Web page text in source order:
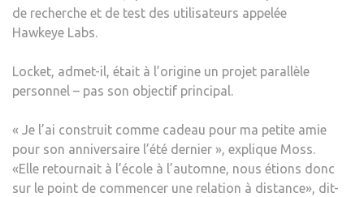
de recherche et de test des utilisateurs appelée
Hawkeye Labs.
Locket, admet-il, était à l’origine un projet parallèle
personnel – pas son objectif principal.
« Je l’ai construit comme cadeau pour ma petite amie
pour son anniversaire l’été dernier », explique Moss.
«Elle retournait à l’école à l’automne, nous étions donc
sur le point de commencer une relation à distance», dit-